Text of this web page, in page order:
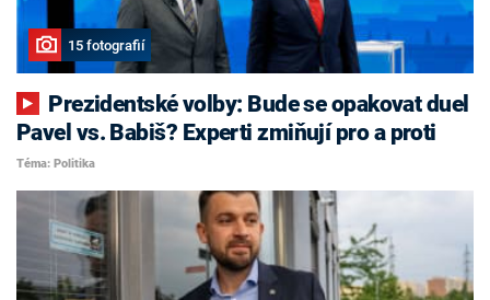
15 fotografií
Pavel vs. Babiš? Experti zmiňují pro a proti
Téma: Politika